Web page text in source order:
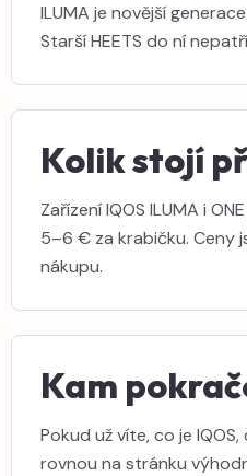
ILUMA je novější
Starší HEETS do ní
Kolik stojí
Zařízení IQOS ILUMA i
5–6 € za krabičku. Ceny
nákupu.
Kam
Pokud už víte, co je
rovnou na stránku